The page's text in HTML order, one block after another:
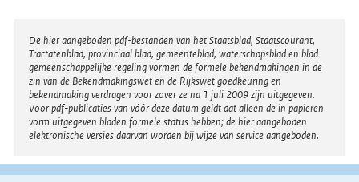
Disclaimer
De hier aangeboden pdf-bestanden van het Staatsblad, Staatscourant,
Tractatenblad, provinciaal blad, gemeenteblad, waterschapsblad en blad
gemeenschappelijke regeling vormen de formele bekendmakingen in de
zin van de Bekendmakingswet en de Rijkswet goedkeuring en
bekendmaking verdragen voor zover ze na 1 juli 2009 zijn uitgegeven.
Voor pdf-publicaties van vóór deze datum geldt dat alleen de in papieren
vorm uitgegeven bladen formele status hebben; de hier aangeboden
elektronische versies daarvan worden bij wijze van service aangeboden.